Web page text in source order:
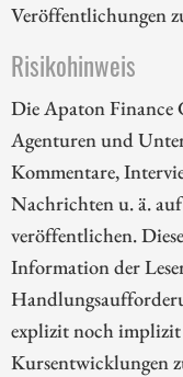
Veröffentlichungen
Risikohinweis
Die Apaton Finance
Agenturen und
Kommentare,
Nachrichten u. ä.
veröffentlichen.
Information der
explizit noch implizit
Kursentwicklungen